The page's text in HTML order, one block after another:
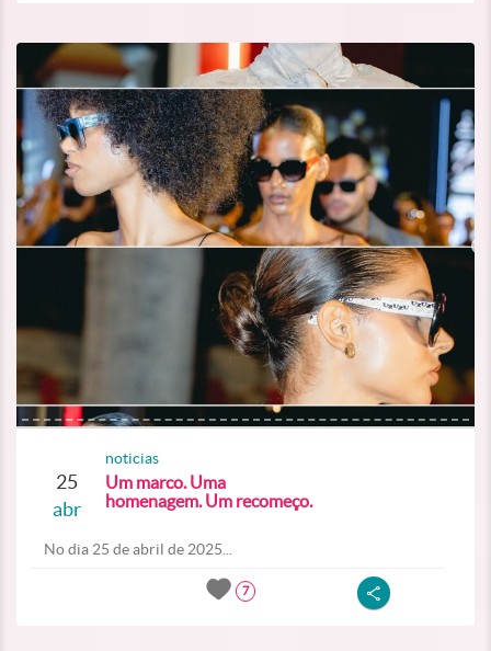
25
abr
noticias
Um marco. Uma
homenagem. Um recomeço.
No dia 25 de abril de 2025...
7